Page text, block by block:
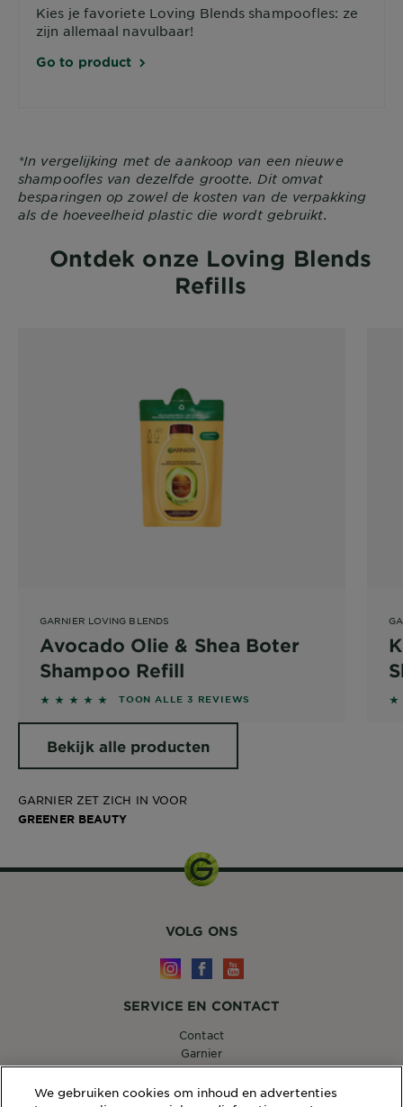
Kies je favoriete Loving Blends shampoofles: ze
zijn allemaal navulbaar!
Go to product
*In vergelijking met de aankoop van een nieuwe
shampoofles van dezelfde grootte. Dit omvat
besparingen op zowel de kosten van de verpakking
als de hoeveelheid plastic die wordt gebruikt.​
Ontdek onze Loving Blends
Refills
GARNIER LOVING BLENDS
Avocado Olie & Shea Boter
Shampoo Refill
5 out of 5 stars based on reviews
TOON ALLE 3 REVIEWS
Bekijk alle producten
GARNIER ZET ZICH IN VOOR
GREENER BEAUTY
VOLG ONS
SERVICE EN CONTACT
Contact
Garnier
14, RUE ROYALE 75008 PARIS
[email protected]
We gebruiken cookies om inhoud en advertenties